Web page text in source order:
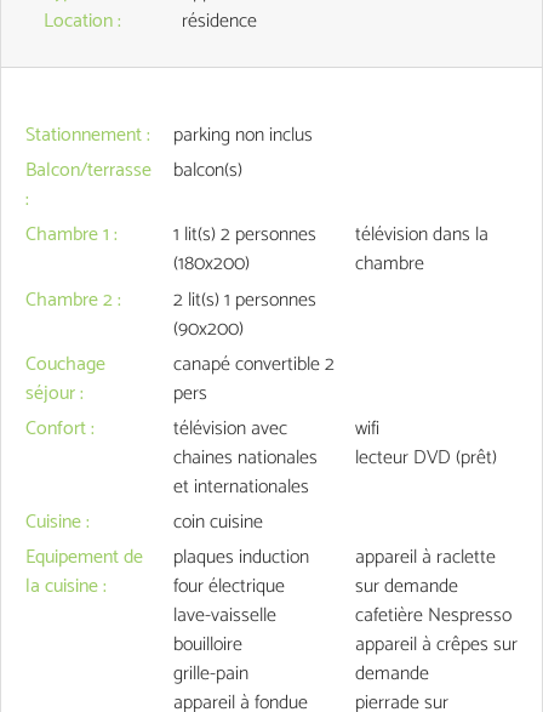
Location:
résidence
Stationnement:
parking non inclus
Balcon/terrasse
:
balcon(s)
Chambre 1: 1 lit(s) 2 personnes
(180x200)
télévision dans la
chambre
Chambre 2: 2 lit(s) 1 personnes
(90x200)
Couchage
séjour:
canapé convertible 2
pers
Confort: télévision avec
chaines nationales
et internationales
wifi
lecteur DVD(prêt)
Cuisine:
coin cuisine
Equipement de
la cuisine:
plaques induction
four électrique
lave-vaisselle
bouilloire
grille-pain
appareil à fondue
appareil à raclette
sur demande
cafetière Nespresso
appareil à crêpessur
demande
pierradesur